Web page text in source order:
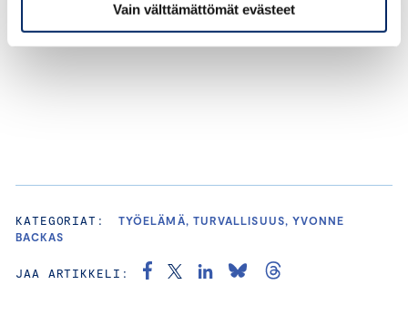
Vain välttämättömät evästeet
KATEGORIAT:
TYÖELÄMÄ, TURVALLISUUS, YVONNE
BACKAS
JAA ARTIKKELI: